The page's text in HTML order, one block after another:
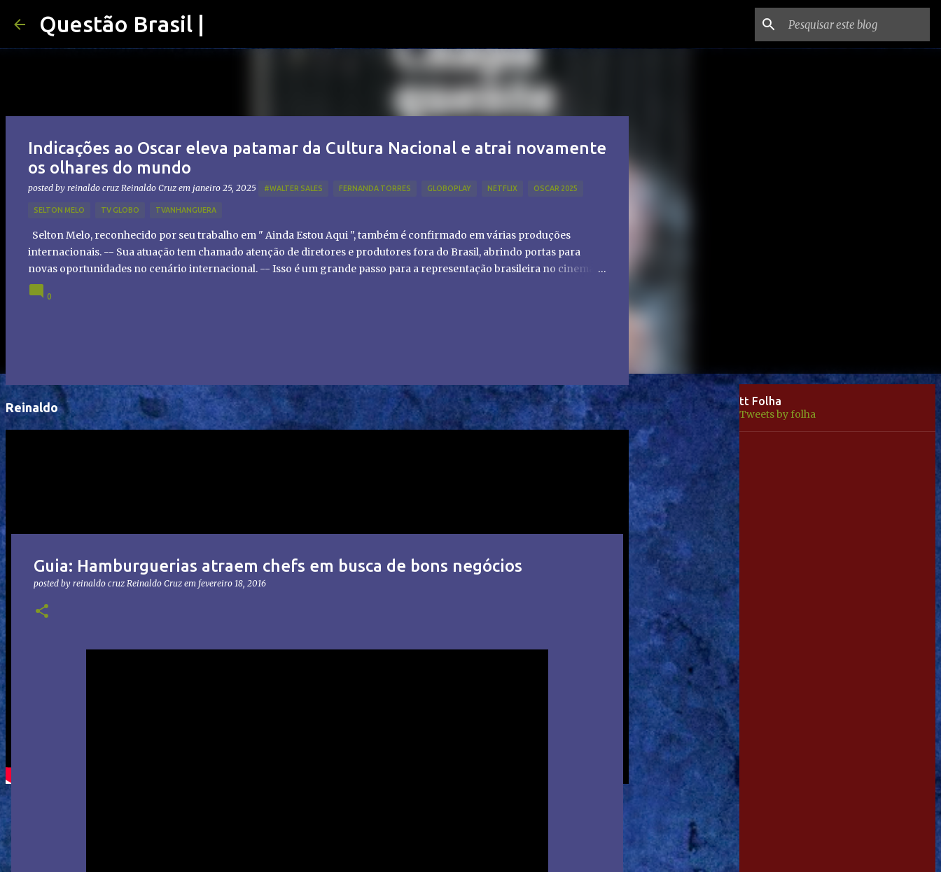
Questão Brasil |
Indicações ao Oscar eleva patamar da Cultura Nacional e atrai novamente
os olhares do mundo
posted by reinaldo cruz Reinaldo Cruz em janeiro 25, 2025 #WALTER SALES FERNANDA TORRES GLOBOPLAY NETFLIX OSCAR 2025
SELTON MELO TV GLOBO TVANHANGUERA
Selton Melo, reconhecido por seu trabalho em " Ainda Estou Aqui ", também é confirmado em várias produções
internacionais. -- Sua atuação tem chamado atenção de diretores e produtores fora do Brasil, abrindo portas para
novas oportunidades no cenário internacional. -- Isso é um grande passo para a representação brasileira no cinema
global!
0
Reinaldo
Guia: Hamburguerias atraem chefs em busca de bons negócios
posted by reinaldo cruz Reinaldo Cruz em fevereiro 18, 2016
tt Folha
Tweets by folha